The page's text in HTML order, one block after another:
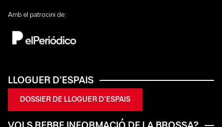
Amb el patrocini de:
LLOGUER D’ESPAIS
DOSSIER DE LLOGUER D’ESPAIS